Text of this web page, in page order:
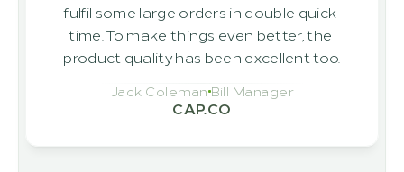
fulfil some large orders in double quick
time. To make things even better, the
product quality has been excellent too.
Jack Coleman Bill Manager
CAP.CO